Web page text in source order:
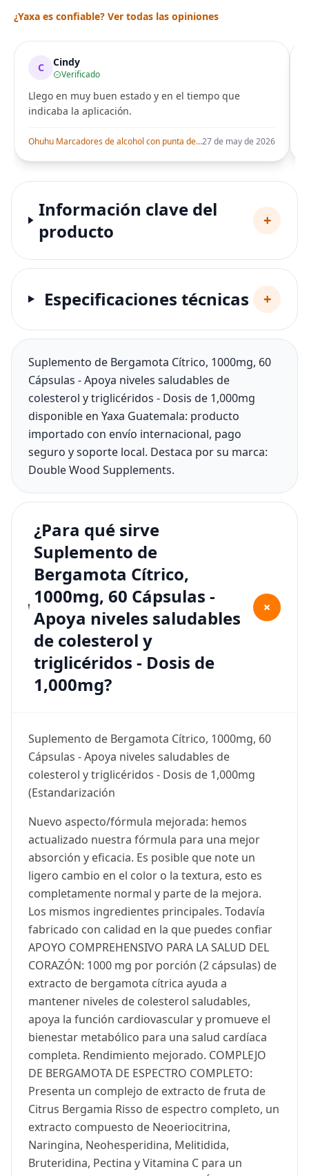
¿Yaxa es confiable? Ver todas las opiniones
C Cindy
Verificado
Llego en muy buen estado y en el tiempo que
indicaba la aplicación.
Ohuhu Marcadores de alcohol con punta de pincel – Juego de marcadores artísticos de doble punta con certificación AP para artistas adultos27 de may de 2026
Información clave del
producto
+
Especificaciones técnicas +
Suplemento de Bergamota Cítrico, 1000mg, 60
Cápsulas - Apoya niveles saludables de
colesterol y triglicéridos - Dosis de 1,000mg
disponible en Yaxa Guatemala: producto
importado con envío internacional, pago
seguro y soporte local. Destaca por su marca:
Double Wood Supplements.
¿Para qué sirve
Suplemento de
Bergamota Cítrico,
1000mg, 60 Cápsulas -
Apoya niveles saludables
de colesterol y
triglicéridos - Dosis de
1,000mg?
+
Suplemento de Bergamota Cítrico, 1000mg, 60
Cápsulas - Apoya niveles saludables de
colesterol y triglicéridos - Dosis de 1,000mg
(Estandarización
Nuevo aspecto/fórmula mejorada: hemos
actualizado nuestra fórmula para una mejor
absorción y eficacia. Es posible que note un
ligero cambio en el color o la textura, esto es
completamente normal y parte de la mejora.
Los mismos ingredientes principales. Todavía
fabricado con calidad en la que puedes confiar
APOYO COMPREHENSIVO PARA LA SALUD DEL
CORAZÓN: 1000 mg por porción (2 cápsulas) de
extracto de bergamota cítrica ayuda a
mantener niveles de colesterol saludables,
apoya la función cardiovascular y promueve el
bienestar metabólico para una salud cardíaca
completa. Rendimiento mejorado. COMPLEJO
DE BERGAMOTA DE ESPECTRO COMPLETO:
Presenta un complejo de extracto de fruta de
Citrus Bergamia Risso de espectro completo, un
extracto compuesto de Neoeriocitrina,
Naringina, Neohesperidina, Melitidida,
Bruteridina, Pectina y Vitamina C para un